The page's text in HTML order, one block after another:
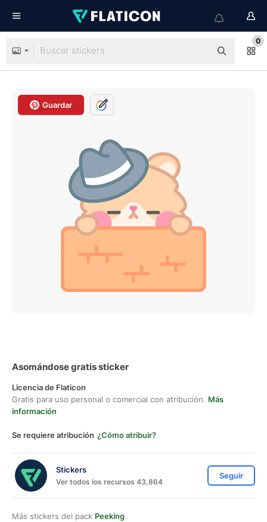
0
Guardar
Asomándose gratis sticker
Licencia de Flaticon
Gratis para uso personal o comercial con atribución. Más
información
Se requiere atribución ¿Cómo atribuir?
Stickers
Ver todos los recursos 43,864
Seguir
Más stickers del pack Peeking